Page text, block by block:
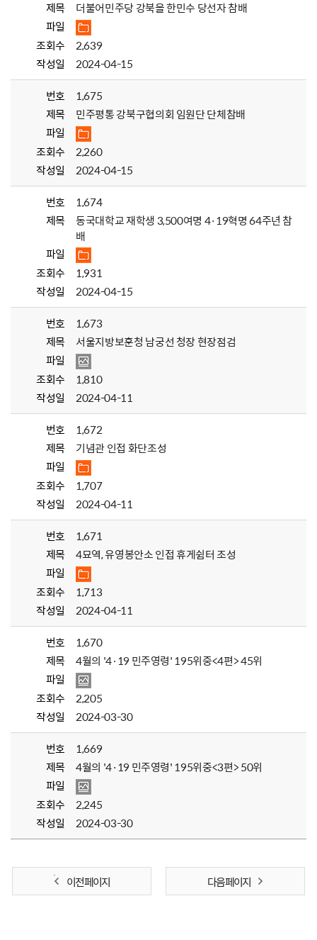
제목
더불어민주당 강북을 한민수 당선자 참배
파일
조회수
2,639
작성일
2024-04-15
번호
1,675
제목
민주평통 강북구협의회 임원단 단체참배
파일
조회수
2,260
작성일
2024-04-15
번호
1,674
제목
동국대학교 재학생 3,500여명 4·19혁명 64주년 참
배
파일
조회수
1,931
작성일
2024-04-15
번호
1,673
제목
서울지방보훈청 남궁선 청장 현장점검
파일
조회수
1,810
작성일
2024-04-11
번호
1,672
제목
기념관 인접 화단조성
파일
조회수
1,707
작성일
2024-04-11
번호
1,671
제목
4묘역, 유영봉안소 인접 휴게쉼터 조성
파일
조회수
1,713
작성일
2024-04-11
번호
1,670
제목
4월의 '4·19 민주영령' 195위중<4편> 45위
파일
조회수
2,205
작성일
2024-03-30
번호
1,669
제목
4월의 '4·19 민주영령' 195위중<3편> 50위
파일
조회수
2,245
작성일
2024-03-30
이전 페이지 다음 페이지